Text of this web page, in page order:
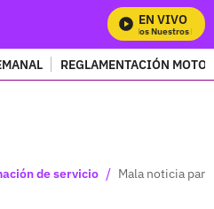
EN VIVO
Mira Todos Nuestros
REGLAMENTACIÓN
de servicio / Mala noticia